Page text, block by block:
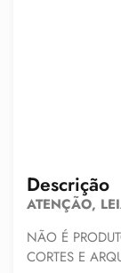
Descrição
ATENÇÃO,
NÃO É
CORTES E